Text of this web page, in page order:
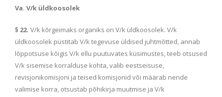
Va. V/k üldkoosolek
§ 22. V/k kõrgeimaks organiks on V/k üldkoosolek. V/k
üldkoosolek püstitab V/k tegevuse üldised juhtmõtted, annab
lõppotsuse kõigis V/k ellu puutuvates küsimustes, teeb otsused
V/k sisemise korralduse kohta, valib eestseisuse,
revisjonikomisjoni ja teised komisjonid või määrab nende
valimise korra, otsustab põhikirja muutmise ja V/k